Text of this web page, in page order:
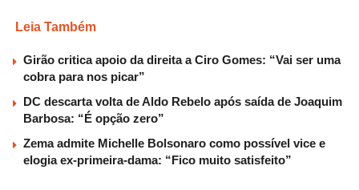
Leia Também
Girão critica apoio da direita a Ciro Gomes: “Vai ser uma
cobra para nos picar”
DC descarta volta de Aldo Rebelo após saída de Joaquim
Barbosa: “É opção zero”
Zema admite Michelle Bolsonaro como possível vice e
elogia ex-primeira-dama: “Fico muito satisfeito”